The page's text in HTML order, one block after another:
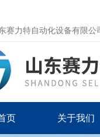
赛力特自动化设备有限公
页 关于我们